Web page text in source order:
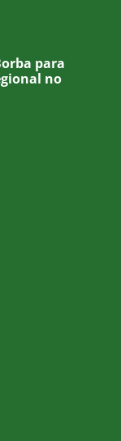
para
no